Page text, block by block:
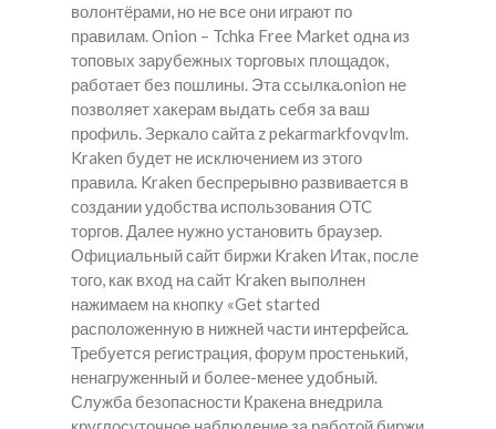
волонтёрами, но не все они играют по
правилам. Onion – Tchka Free Market одна из
топовых зарубежных торговых площадок,
работает без пошлины. Эта ссылка.onion не
позволяет хакерам выдать себя за ваш
профиль. Зеркало сайта z pekarmarkfovqvlm.
Kraken будет не исключением из этого
правила. Kraken беспрерывно развивается в
создании удобства использования OTC
торгов. Далее нужно установить браузер.
Официальный сайт биржи Kraken Итак, после
того, как вход на сайт Kraken выполнен
нажимаем на кнопку «Get started
расположенную в нижней части интерфейса.
Требуется регистрация, форум простенький,
ненагруженный и более-менее удобный.
Служба безопасности Кракена внедрила